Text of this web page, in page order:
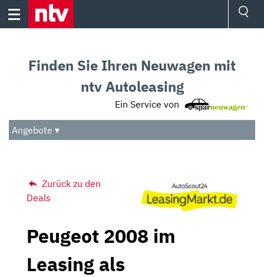
Skip
Audio
Das Beste
Finden Sie Ihren Neuwagen mit
ntv Autoleasing
Ein Service von
Angebote ▾
Zurück zu den
Deals
Peugeot 2008 im
Leasing als